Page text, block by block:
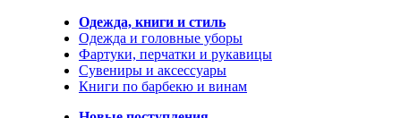
Одежда, книги и стиль
Одежда и головные уборы
Фартуки, перчатки и рукавицы
Сувениры и аксессуары
Книги по барбекю и винам